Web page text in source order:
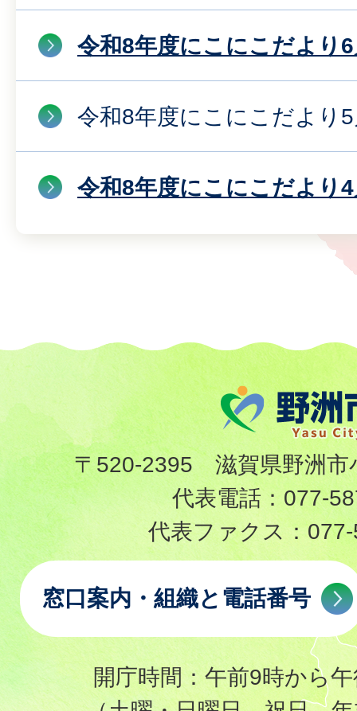
令和8年度にこにこだより
令和8年度にこにこだより
令和8年度にこにこだより
〒520-2395 滋賀県野洲市
代表電話： 077-
代表ファクス：
窓口案内・組織と電話番号
開庁時間：午前9時から